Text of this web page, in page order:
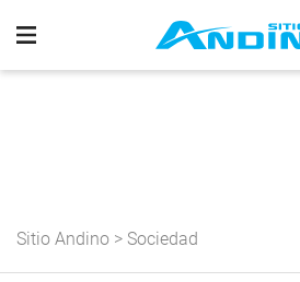
Sitio Andino > Sociedad